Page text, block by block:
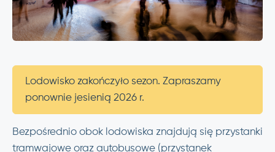
Lodowisko zakończyło sezon. Zapraszamy
ponownie jesienią 2026 r.
Bezpośrednio obok lodowiska znajdują się przystanki
tramwajowe oraz autobusowe (przystanek